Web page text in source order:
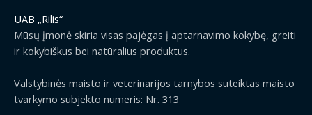
UAB „Rilis“
Mūsų įmonė skiria visas pajėgas į aptarnavimo kokybę, greiti
ir kokybiškus bei natūralius produktus.
Valstybinės maisto ir veterinarijos tarnybos suteiktas maisto
tvarkymo subjekto numeris: Nr. 313